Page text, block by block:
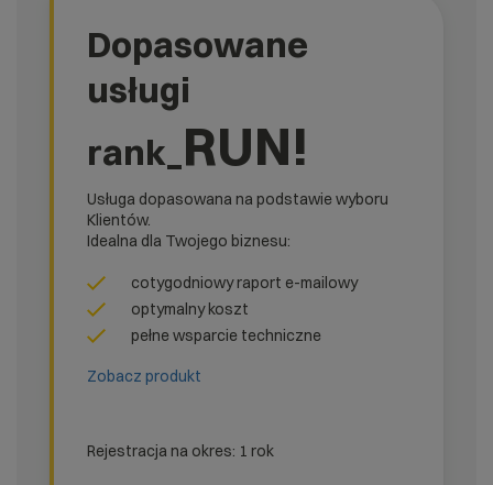
Dopasowane
usługi
rank_ RUN!
Usługa dopasowana na podstawie wyboru
Klientów.
Idealna dla Twojego biznesu:
cotygodniowy raport e-mailowy
optymalny koszt
pełne wsparcie techniczne
Zobacz produkt
Rejestracja na okres: 1 rok